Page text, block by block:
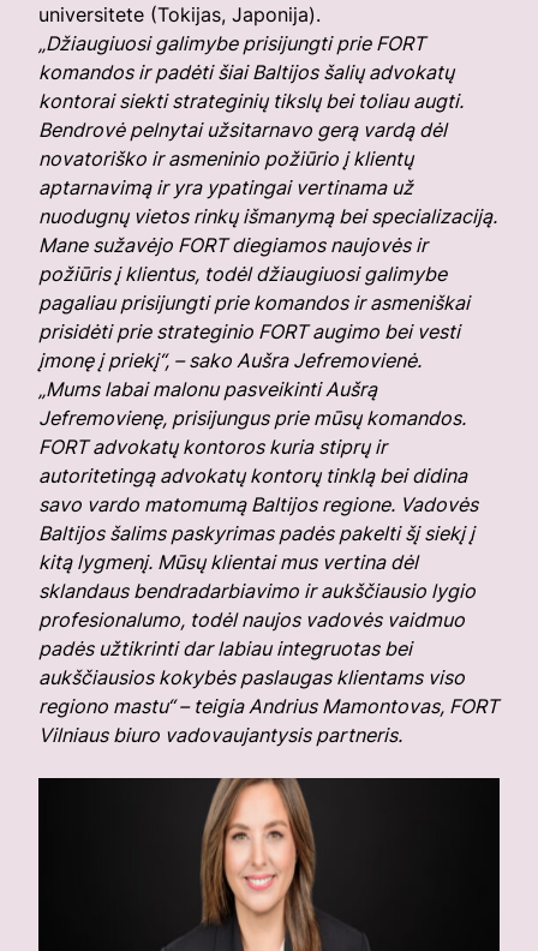
universitete (Tokijas, Japonija).
„Džiaugiuosi galimybe prisijungti prie FORT
komandos ir padėti šiai Baltijos šalių advokatų
kontorai siekti strateginių tikslų bei toliau augti.
Bendrovė pelnytai užsitarnavo gerą vardą dėl
novatoriško ir asmeninio požiūrio į klientų
aptarnavimą ir yra ypatingai vertinama už
nuodugnų vietos rinkų išmanymą bei specializaciją.
Mane sužavėjo FORT diegiamos naujovės ir
požiūris į klientus, todėl džiaugiuosi galimybe
pagaliau prisijungti prie komandos ir asmeniškai
prisidėti prie strateginio FORT augimo bei vesti
įmonę į priekį“, – sako Aušra Jefremovienė.
„Mums labai malonu pasveikinti Aušrą
Jefremovienę, prisijungus prie mūsų komandos.
FORT advokatų kontoros kuria stiprų ir
autoritetingą advokatų kontorų tinklą bei didina
savo vardo matomumą Baltijos regione. Vadovės
Baltijos šalims paskyrimas padės pakelti šį siekį į
kitą lygmenį. Mūsų klientai mus vertina dėl
sklandaus bendradarbiavimo ir aukščiausio lygio
profesionalumo, todėl naujos vadovės vaidmuo
padės užtikrinti dar labiau integruotas bei
aukščiausios kokybės paslaugas klientams viso
regiono mastu“ – teigia Andrius Mamontovas, FORT
Vilniaus biuro vadovaujantysis partneris.